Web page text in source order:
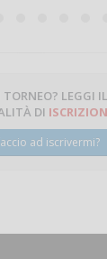
LEGGI IL
DI
ad iscrivermi?